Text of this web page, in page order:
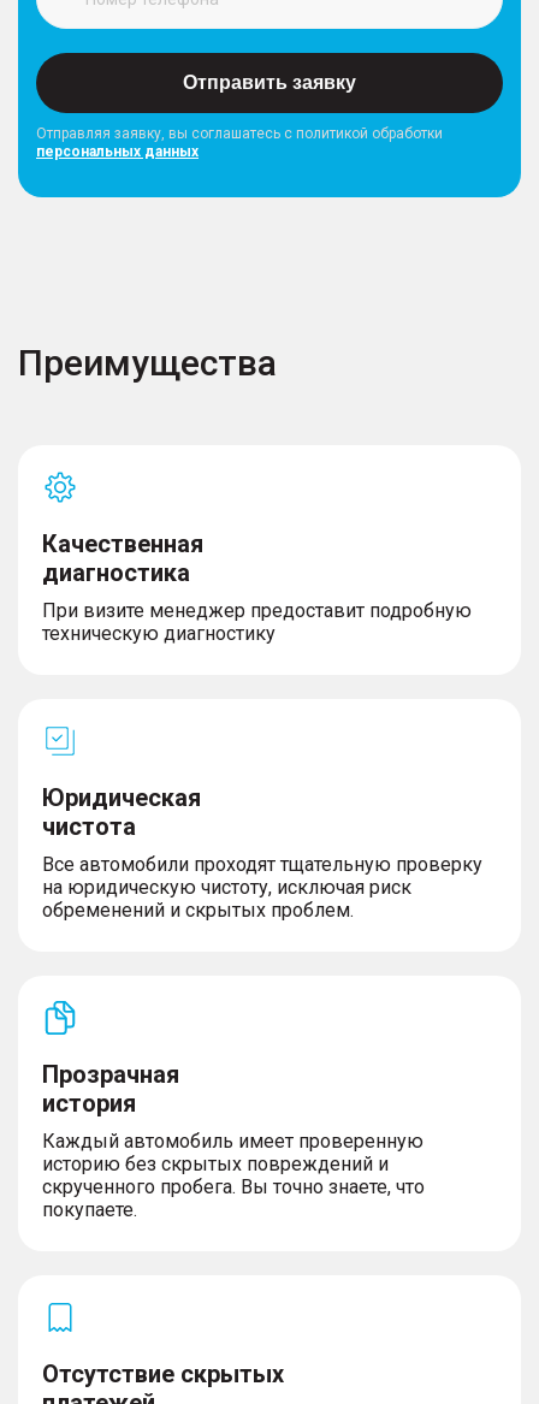
Отправить заявку
Отправляя заявку, вы соглашатесь с политикой обработки
персональных данных
Преимущества
Качественная
диагностика
При визите менеджер предоставит подробную
техническую диагностику
Юридическая
чистота
Все автомобили проходят тщательную проверку
на юридическую чистоту, исключая риск
обременений и скрытых проблем.
Прозрачная
история
Каждый автомобиль имеет проверенную
историю без скрытых повреждений и
скрученного пробега. Вы точно знаете, что
покупаете.
Отсутствие скрытых